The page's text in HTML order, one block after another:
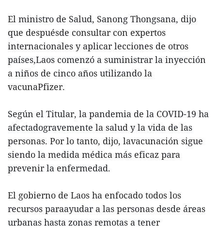
El ministro de Salud, Sanong Thongsana, dijo
que despuésde consultar con expertos
internacionales y aplicar lecciones de otros
países,Laos comenzó a suministrar la inyección
a niños de cinco años utilizando la
vacunaPfizer.
Según el Titular, la pandemia de la COVID-19 ha
afectadogravemente la salud y la vida de las
personas. Por lo tanto, dijo, lavacunación sigue
siendo la medida médica más eficaz para
prevenir la enfermedad.
El gobierno de Laos ha enfocado todos los
recursos paraayudar a las personas desde áreas
urbanas hasta zonas remotas a tener